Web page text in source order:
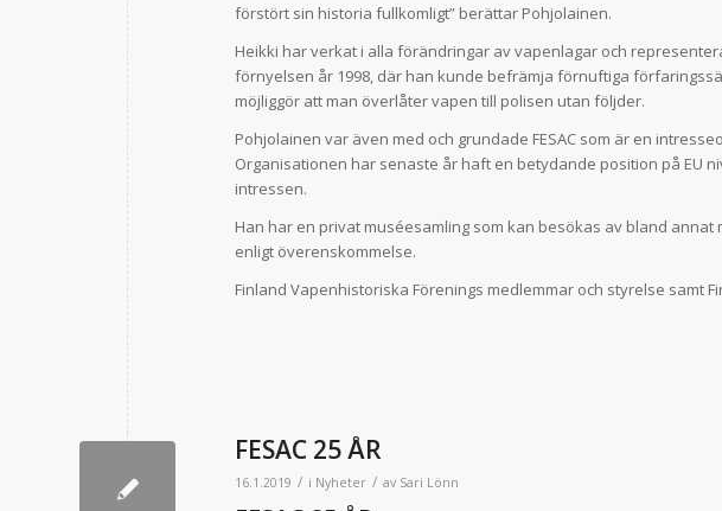
förstört sin historia fullkomligt” berättar Pohjolainen.
Heikki har verkat i alla förändringar av vapenlagar och
förnyelsen år 1998, där han kunde befrämja förnuftiga
möjliggör att man överlåter vapen till polisen utan följder.
Pohjolainen var även med och grundade FESAC som är en
Organisationen har senaste år haft en betydande position på EU
intressen.
Han har en privat muséesamling som kan besökas av bland
enligt överenskommelse.
Finland Vapenhistoriska Förenings medlemmar och styrelse samt
FESAC 25 ÅR
16.1.2019 / i Nyheter / av Sari Lönn